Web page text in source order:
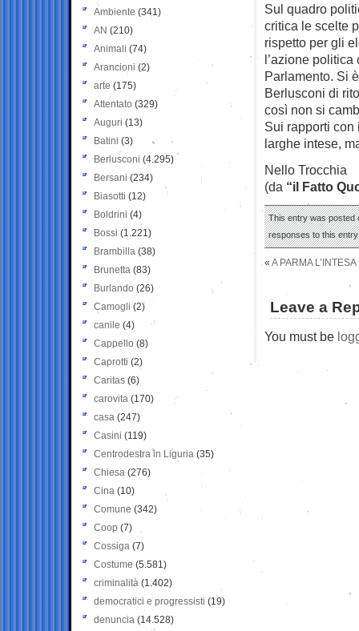
Sul quadro
critica le scelte
rispetto per gli
l’azione politica
Parlamento. Si
Berlusconi di
così non si
Sui rapporti
larghe intese,
Nello Trocchia
(da “il Fatto
This entry was posted
responses to this
« A PARMA
Leave a
You must be
Ambiente (341)
AN (210)
Animali (74)
Arancioni (2)
arte (175)
Attentato (329)
Auguri (13)
Batini (3)
Berlusconi (4.295)
Bersani (234)
Biasotti (12)
Boldrini (4)
Bossi (1.221)
Brambilla (38)
Brunetta (83)
Burlando (26)
Camogli (2)
canile (4)
Cappello (8)
Caprotti (2)
Caritas (6)
carovita (170)
casa (247)
Casini (119)
Centrodestra in Liguria (35)
Chiesa (276)
Cina (10)
Comune (342)
Coop (7)
Cossiga (7)
Costume (5.581)
criminalità (1.402)
democratici e progressisti (19)
denuncia (14.528)